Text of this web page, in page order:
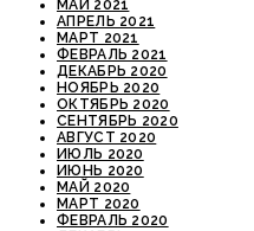
МАЙ 2021
АПРЕЛЬ 2021
МАРТ 2021
ФЕВРАЛЬ 2021
ДЕКАБРЬ 2020
НОЯБРЬ 2020
ОКТЯБРЬ 2020
СЕНТЯБРЬ 2020
АВГУСТ 2020
ИЮЛЬ 2020
ИЮНЬ 2020
МАЙ 2020
МАРТ 2020
ФЕВРАЛЬ 2020